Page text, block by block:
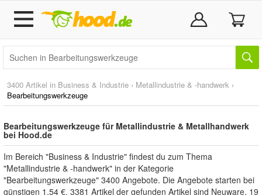
3400 Artikel in Business & Industrie › Metallindustrie & -handwerk ›
Bearbeitungswerkzeuge
Bearbeitungswerkzeuge für Metallindustrie & Metallhandwerk
bei Hood.de
Im Bereich "Business & Industrie" findest du zum Thema
"Metallindustrie & -handwerk" in der Kategorie
"Bearbeitungswerkzeuge" 3400 Angebote. Die Angebote starten bei
günstigen 1,54 €. 3381 Artikel der gefunden Artikel sind Neuware, 19